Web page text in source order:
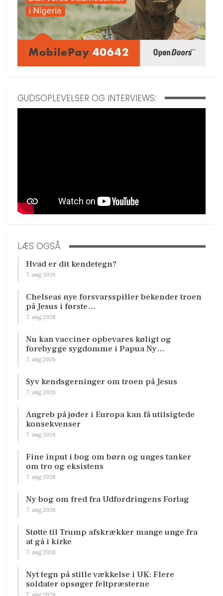
GUDSOPLEVELSER OG INTERVIEWS:
LÆS OGSÅ
Hvad er dit kendetegn?
7. aug 2026
Chelseas nye forsvarsspiller bekender troen
på Jesus i første…
7. aug 2026
Nu kan vacciner opbevares køligt og
forebygge sygdomme i Papua Ny…
7. aug 2026
Syv kendsgerninger om troen på Jesus
7. aug 2026
Angreb på jøder i Europa kan få utilsigtede
konsekvenser
7. aug 2026
Fine input i bog om børn og unges tanker
om tro og eksistens
7. aug 2026
Ny bog om fred fra Udfordringens Forlag
7. aug 2026
Støtte til Trump afskrækker mange unge fra
at gå i kirke
7. aug 2026
Nyt tegn på stille vækkelse i UK: Flere
soldater opsøger feltpræsterne
7. aug 2026